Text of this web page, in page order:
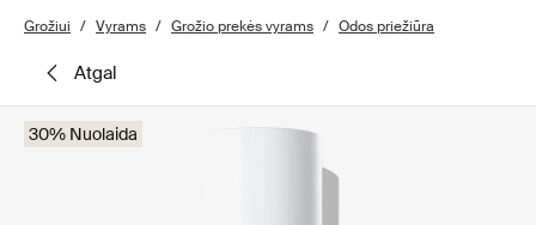
Grožiui Vyrams Grožio prekės vyrams Odos priežiūra
atgal
30% Nuolaida